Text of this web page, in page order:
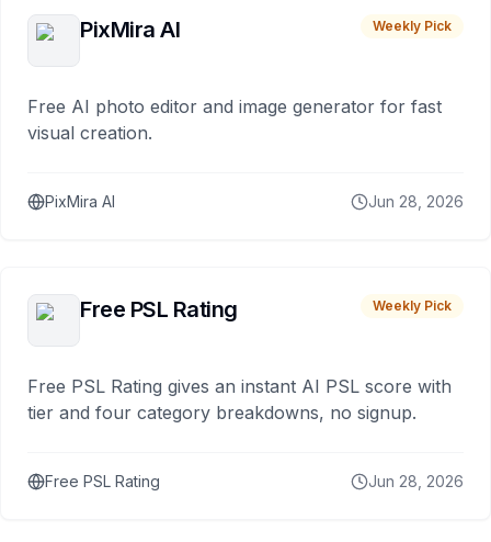
PixMira AI Weekly Pick
Free AI photo editor and image generator for fast
visual creation.
PixMira AI Jun 28, 2026
Free PSL Rating Weekly Pick
Free PSL Rating gives an instant AI PSL score with
tier and four category breakdowns, no signup.
Free PSL Rating Jun 28, 2026